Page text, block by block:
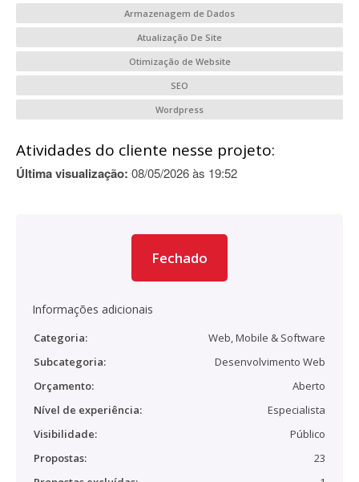
Armazenagem de Dados
Atualização De Site
Otimização de Website
SEO
Wordpress
Atividades do cliente nesse projeto:
Última visualização: 08/05/2026 às 19:52
Fechado
Informações adicionais
Categoria:
Web, Mobile & Software
Subcategoria:
Desenvolvimento Web
Orçamento:
Aberto
Nível de experiência:
Especialista
Visibilidade:
Público
Propostas:
23